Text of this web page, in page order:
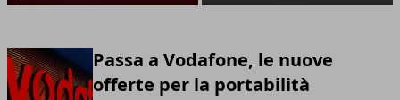
Passa a Vodafone, le nuove
offerte per la portabilità